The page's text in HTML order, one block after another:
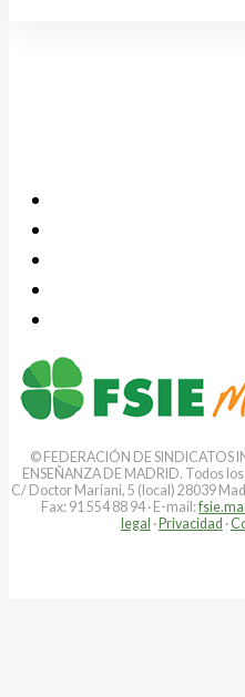
© FEDERACIÓN DE SINDICATOS
ENSEÑANZA DE MADRID. Todos
C/ Doctor Mariani, 5 (local) 28039
Fax: 91 554 88 94 · E-mail:
legal ·Privacidad ·